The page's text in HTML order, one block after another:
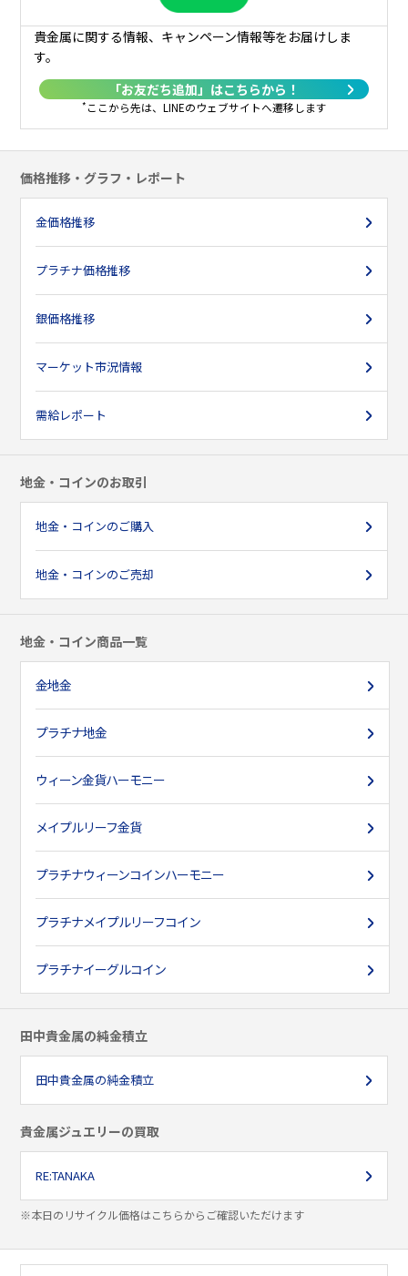
2,319 2,451
28日
29日 - - 2,295 - 2,409 2,441
30日 2,210 - 2,287 - 2,418 2,425 -
31日 2,210 - 2,265 - 2,425 - 2,317
貴金属に関する情報、キャンペーン情報等をお届けしま
す。
「お友だち追加」はこちらから！
* ここから先は、LINEのウェブサイトへ遷移します
価格推移・グラフ・レポート
金価格推移
プラチナ価格推移
銀価格推移
マーケット市況情報
需給レポート
地金・コインのお取引
地金・コインのご購入
地金・コインのご売却
地金・コイン商品一覧
金地金
プラチナ地金
ウィーン金貨ハーモニー
メイプルリーフ金貨
プラチナウィーンコインハーモニー
プラチナメイプルリーフコイン
プラチナイーグルコイン
田中貴金属の純金積立
田中貴金属の純金積立
貴金属ジュエリーの買取
RE:TANAKA
※本日のリサイクル価格はこちらからご確認いただけます